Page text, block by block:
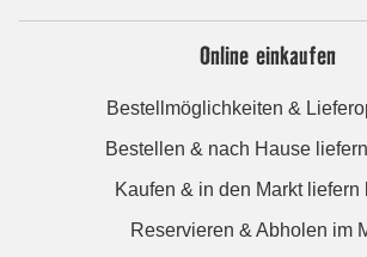
Online einkaufen
Bestellmöglichkeiten &
Bestellen & nach Hause
Kaufen & in den Markt liefern
Reservieren & Abholen im